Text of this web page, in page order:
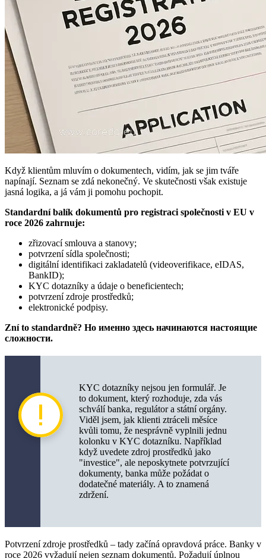
Když klientům mluvím o dokumentech, vidím, jak se jim tváře
napínají. Seznam se zdá nekonečný. Ve skutečnosti však existuje
jasná logika, a já vám ji pomohu pochopit.
Standardní balík dokumentů pro registraci společnosti v EU v
roce 2026 zahrnuje:
zřizovací smlouva a stanovy;
potvrzení sídla společnosti;
digitální identifikaci zakladatelů (videoverifikace, eIDAS,
BankID);
KYC dotazníky a údaje o beneficientech;
potvrzení zdroje prostředků;
elektronické podpisy.
Zní to standardně? Но именно здесь начинаются настоящие
сложности.
KYC dotazníky nejsou jen formulář. Je
to dokument, který rozhoduje, zda vás
schválí banka, regulátor a státní orgány.
Viděl jsem, jak klienti ztráceli měsíce
kvůli tomu, že nesprávně vyplnili jednu
kolonku v KYC dotazníku. Například
když uvedete zdroj prostředků jako
"investice", ale neposkytnete potvrzující
dokumenty, banka může požádat o
dodatečné materiály. A to znamená
zdržení.
Potvrzení zdroje prostředků – tady začíná opravdová práce. Banky v
roce 2026 vyžadují nejen seznam dokumentů. Požadují úplnou